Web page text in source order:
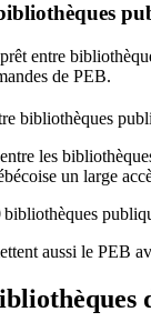
entre
de PEB.
bibliothèques
les
un large
bibliothèques
aussi le PEB